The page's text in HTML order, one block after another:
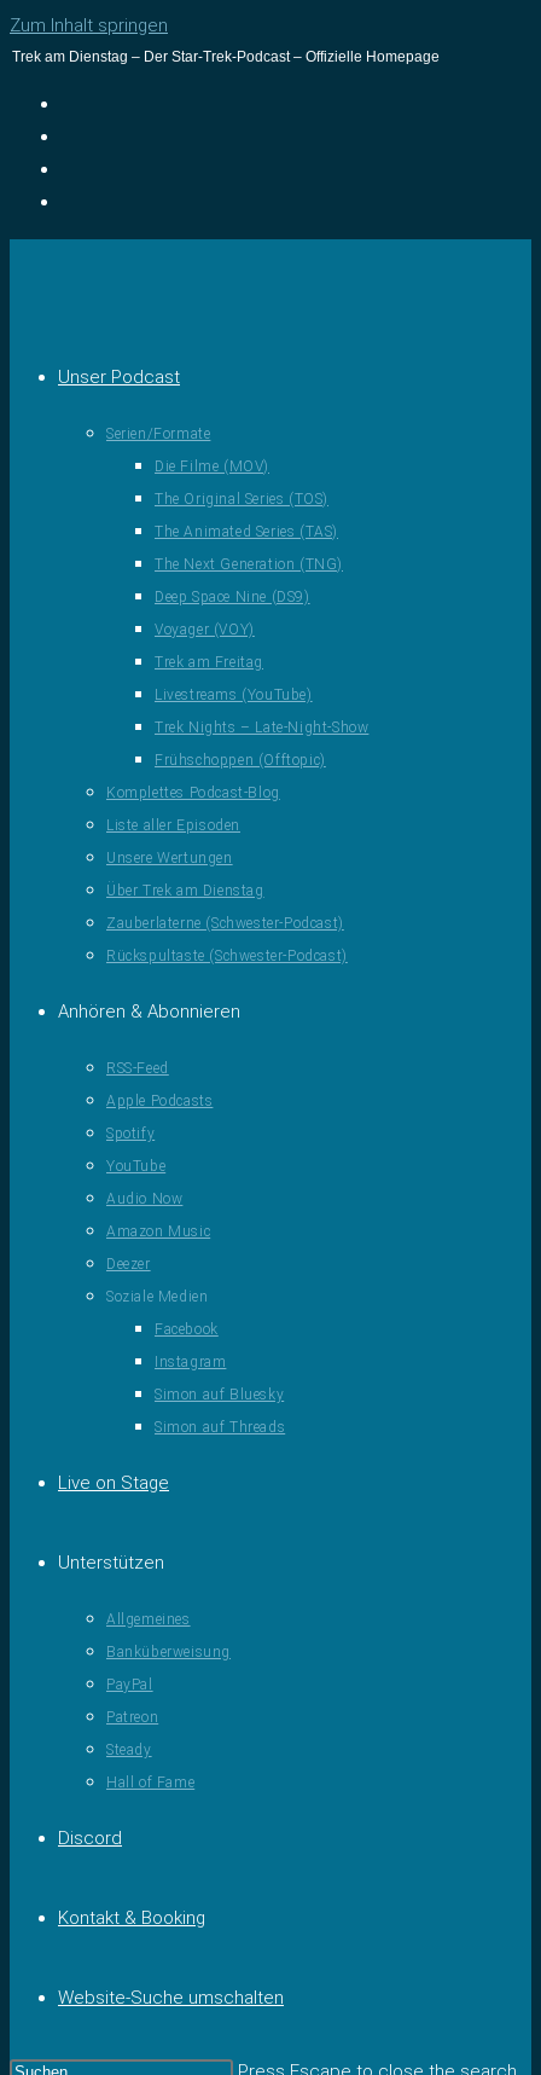
Zum Inhalt springen
Trek am Dienstag – Der Star-Trek-Podcast – Offizielle Homepage
Unser Podcast
Serien/Formate
Die Filme (MOV)
The Original Series (TOS)
The Animated Series (TAS)
The Next Generation (TNG)
Deep Space Nine (DS9)
Voyager (VOY)
Trek am Freitag
Livestreams (YouTube)
Trek Nights – Late-Night-Show
Frühschoppen (Offtopic)
Komplettes Podcast-Blog
Liste aller Episoden
Unsere Wertungen
Über Trek am Dienstag
Zauberlaterne (Schwester-Podcast)
Rückspultaste (Schwester-Podcast)
Anhören & Abonnieren
RSS-Feed
Apple Podcasts
Spotify
YouTube
Audio Now
Amazon Music
Deezer
Soziale Medien
Facebook
Instagram
Simon auf Bluesky
Simon auf Threads
Live on Stage
Unterstützen
Allgemeines
Banküberweisung
PayPal
Patreon
Steady
Hall of Fame
Discord
Kontakt & Booking
Website-Suche umschalten